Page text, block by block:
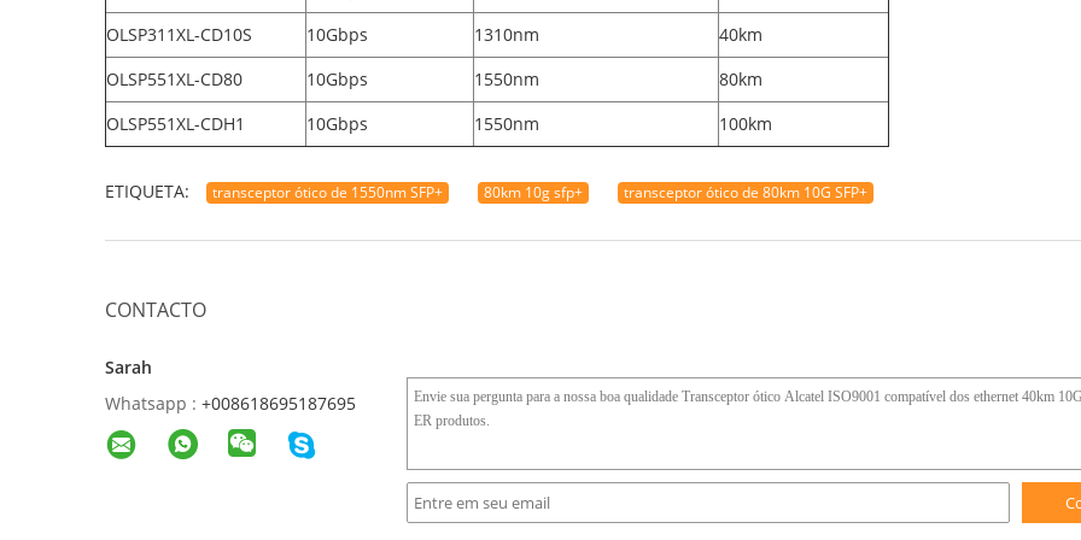
OLSP311XL-CD10S
10Gbps 1310nm
40km
OLSP551XL-CD80
10Gbps 1550nm
80km
OLSP551XL-CDH1
10Gbps 1550nm 100km
ETIQUETA: transceptor ótico de 1550nm SFP+ 80km 10g sfp+ transceptor ótico de 80km 10G SFP+
CONTACTO
Sarah
Whatsapp : +008618695187695